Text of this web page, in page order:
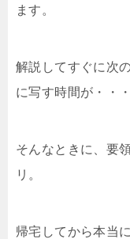
ます。
解説してすぐに次
に写す時間が・・・
そんなときに、要
リ。
帰宅してから本当